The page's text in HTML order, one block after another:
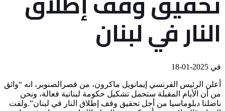
النار في لبنان
في
أعلن الرئيس الفرنسي إيمانويل ماكرون، من قصرالصنوبر، انه “واثق
من أن الأيام المقبلة ستحمل تشكيل حكومة لبنانية فعالة، ونحن
ناضلنا دبلوماسيا من أجل تحقيق وقف إطلاق النار في لبنان”.ولفت